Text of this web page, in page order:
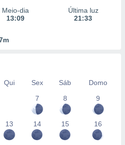
Meio-dia
13:09
Última luz
21:33
Qui Sex Sáb
Domo
7
8 9
13 14 15 16